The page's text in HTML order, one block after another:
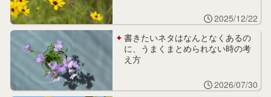
2025/12/22
書きたいネタはなんとなくあるの
に、うまくまとめられない時の考
え方
2026/07/30